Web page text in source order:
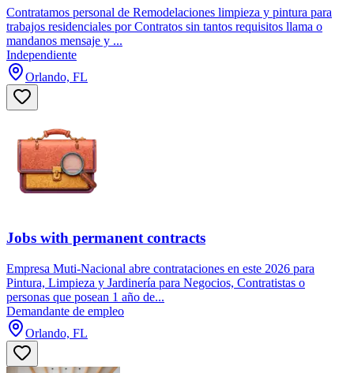
Contratamos personal de Remodelaciones limpieza y pintura para
trabajos residenciales por Contratos sin tantos requisitos llama o
mandanos mensaje y ...
Independiente
Orlando, FL
Jobs with permanent contracts
Empresa Muti-Nacional abre contrataciones en este 2026 para
Pintura, Limpieza y Jardinería para Negocios, Contratistas o
personas que posean 1 año de...
Demandante de empleo
Orlando, FL